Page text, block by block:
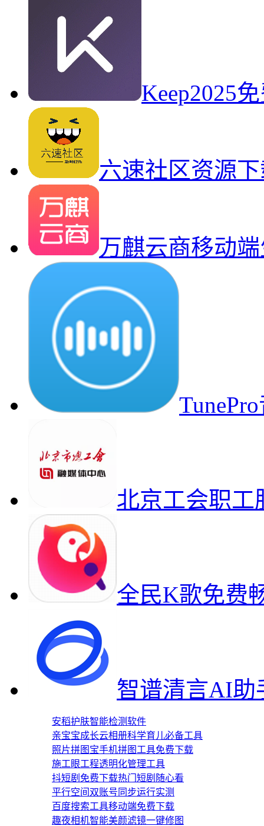
Keep2025
六速社区资源
万麒云商移动
北京工会职工
全民K歌免费
智谱清言AI助
安稻护肤智能检测软件
亲宝宝成长云相册科学育儿必备工具
照片拼图宝手机拼图工具免费下载
施工眼工程透明化管理工具
抖短剧免费下载热门短剧随心看
平行空间双账号同步运行实测
百度搜索工具移动端免费下载
趣夜相机智能美颜滤镜一键修图